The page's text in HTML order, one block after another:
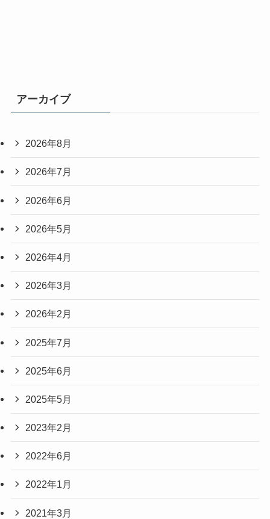
アーカイブ
2026年8月
2026年7月
2026年6月
2026年5月
2026年4月
2026年3月
2026年2月
2025年7月
2025年6月
2025年5月
2023年2月
2022年6月
2022年1月
2021年3月